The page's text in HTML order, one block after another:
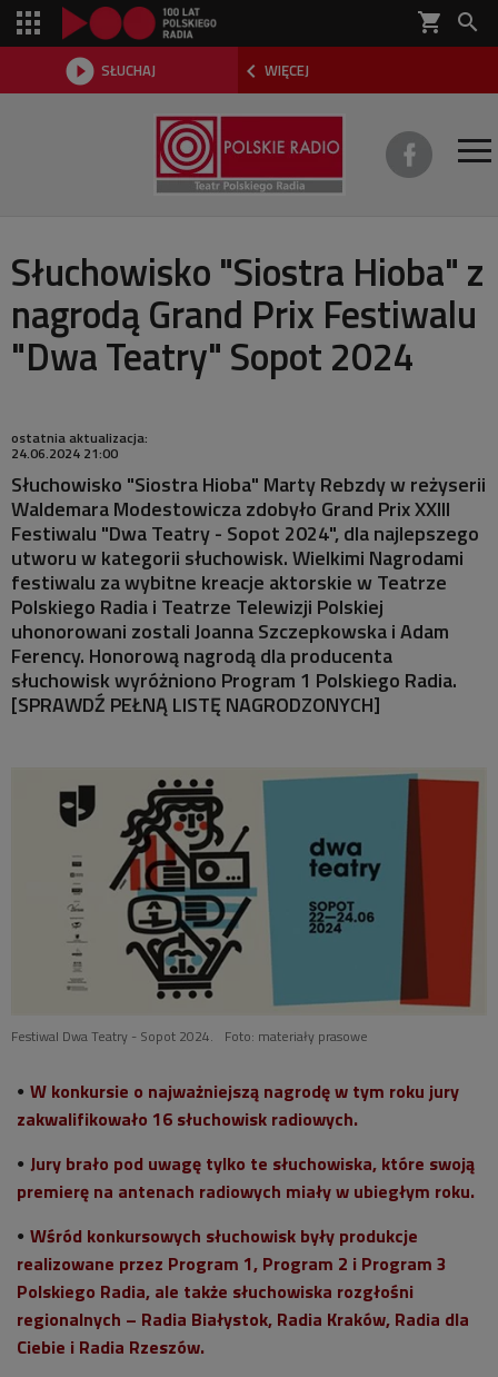
shopping_cart 
 SŁUCHAJ  WIĘCEJ

SŁUCHOWISKA
DWA TEATRY 2026
MISTRZOWIE
MATYSIAKOWIE
W JEZIORANACH
Słuchowisko "Siostra Hioba" z
nagrodą Grand Prix Festiwalu
"Dwa Teatry" Sopot 2024
ostatnia aktualizacja:
24.06.2024 21:00
Słuchowisko "Siostra Hioba" Marty Rebzdy w reżyserii
Waldemara Modestowicza zdobyło Grand Prix XXIII
Festiwalu "Dwa Teatry - Sopot 2024", dla najlepszego
utworu w kategorii słuchowisk. Wielkimi Nagrodami
festiwalu za wybitne kreacje aktorskie w Teatrze
Polskiego Radia i Teatrze Telewizji Polskiej
uhonorowani zostali Joanna Szczepkowska i Adam
Ferency. Honorową nagrodą dla producenta
słuchowisk wyróżniono Program 1 Polskiego Radia.
[SPRAWDŹ PEŁNĄ LISTĘ NAGRODZONYCH]
Festiwal Dwa Teatry - Sopot 2024. Foto: materiały prasowe
W konkursie o najważniejszą nagrodę w tym roku jury
zakwalifikowało 16 słuchowisk radiowych.
Jury brało pod uwagę tylko te słuchowiska, które swoją
premierę na antenach radiowych miały w ubiegłym roku.
Wśród konkursowych słuchowisk były produkcje
realizowane przez Program 1, Program 2 i Program 3
Polskiego Radia, ale także słuchowiska rozgłośni
regionalnych – Radia Białystok, Radia Kraków, Radia dla
Ciebie i Radia Rzeszów.